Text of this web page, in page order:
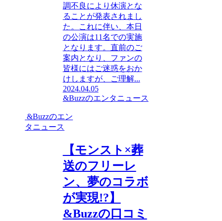
調不良により休演とな
ることが発表されまし
た。これに伴い、本日
の公演は11名での実施
となります。直前のご
案内となり、ファンの
皆様にはご迷惑をおか
けしますが、ご理解...
2024.04.05
&Buzzのエンタニュース
&Buzzのエン
タニュース
【モンスト×葬
送のフリーレ
ン、夢のコラボ
が実現!?】
&Buzzの口コミ